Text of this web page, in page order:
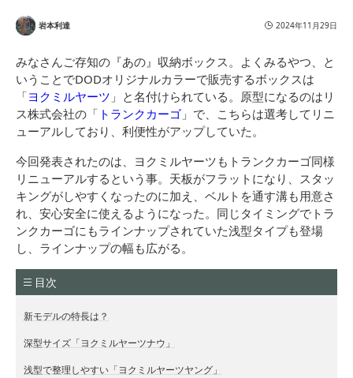
岩本利達 2024年11月29日
みなさんご存知の『あの』収納ボックス。よくみるやつ、と
いうことでDODオリジナルカラーで販売するボックスは
「ヨクミルヤーツ 」と名付けられている。原型になるのはリ
ス株式会社の「 トランクカーゴ 」で、こちらは選考してリニ
ューアルしており、利便性がアップしていた。
今回発表されたのは、ヨクミルヤーツもトランクカーゴ同様
リニューアルするという事。天板がフラットになり、スタッ
キングがしやすくなったのに加え、ベルトを通す溝も用意さ
れ、安心安全に使えるようになった。同じタイミングでトラ
ンクカーゴにもラインナップされていた浅型タイプも登場
し、ラインナップの幅も広がる。
目次
新モデルの特長は？
深型サイズ「ヨクミルヤーツナウ」
浅型で整理しやすい「ヨクミルヤーツヤング」